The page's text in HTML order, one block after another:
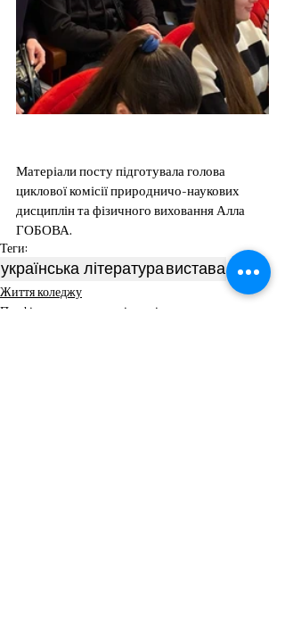
Матеріали посту підготувала голова
циклової комісії природничо-наукових
дисциплін та фізичного виховання Алла
ГОБОВА.
Теги:
українська літературавистава
Життя коледжу
Профільна загальноосвітня підготовк